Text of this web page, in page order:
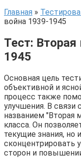
Главная »
война 1939-1945
Тест:
1945
Основная цель
объективной и
процесс также
улучшения. В связи
названием "Вторая
класса. Он
текущие знания, но
сконцентрировать
сторон и